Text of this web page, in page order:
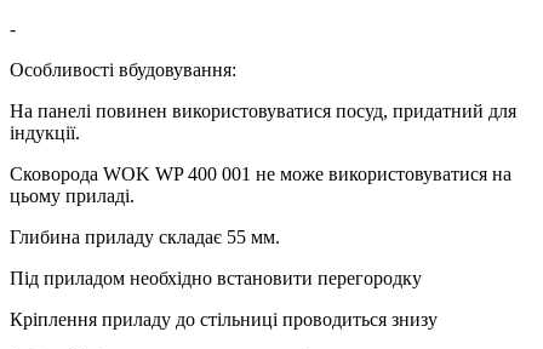
-
Особливості вбудовування:
На панелі повинен використовуватися посуд, придатний для
індукції.
Сковорода WOK WP 400 001 не може використовуватися на
цьому приладі.
Глибина приладу складає 55 мм.
Під приладом необхідно встановити перегородку
Кріплення приладу до стільниці проводиться знизу